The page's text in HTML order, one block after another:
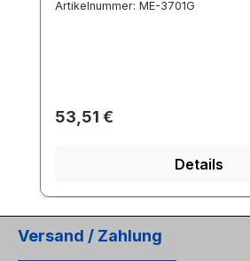
Artikelnummer: ME-3701G
Regulärer Preis:
53,51 €
Details
Versand / Zahlung